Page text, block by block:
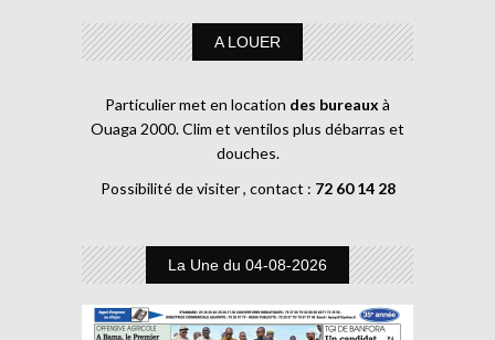
A LOUER
Particulier met en location des bureaux à
Ouaga 2000. Clim et ventilos plus débarras et
douches.
Possibilité de visiter , contact : 72 60 14 28
La Une du 04-08-2026